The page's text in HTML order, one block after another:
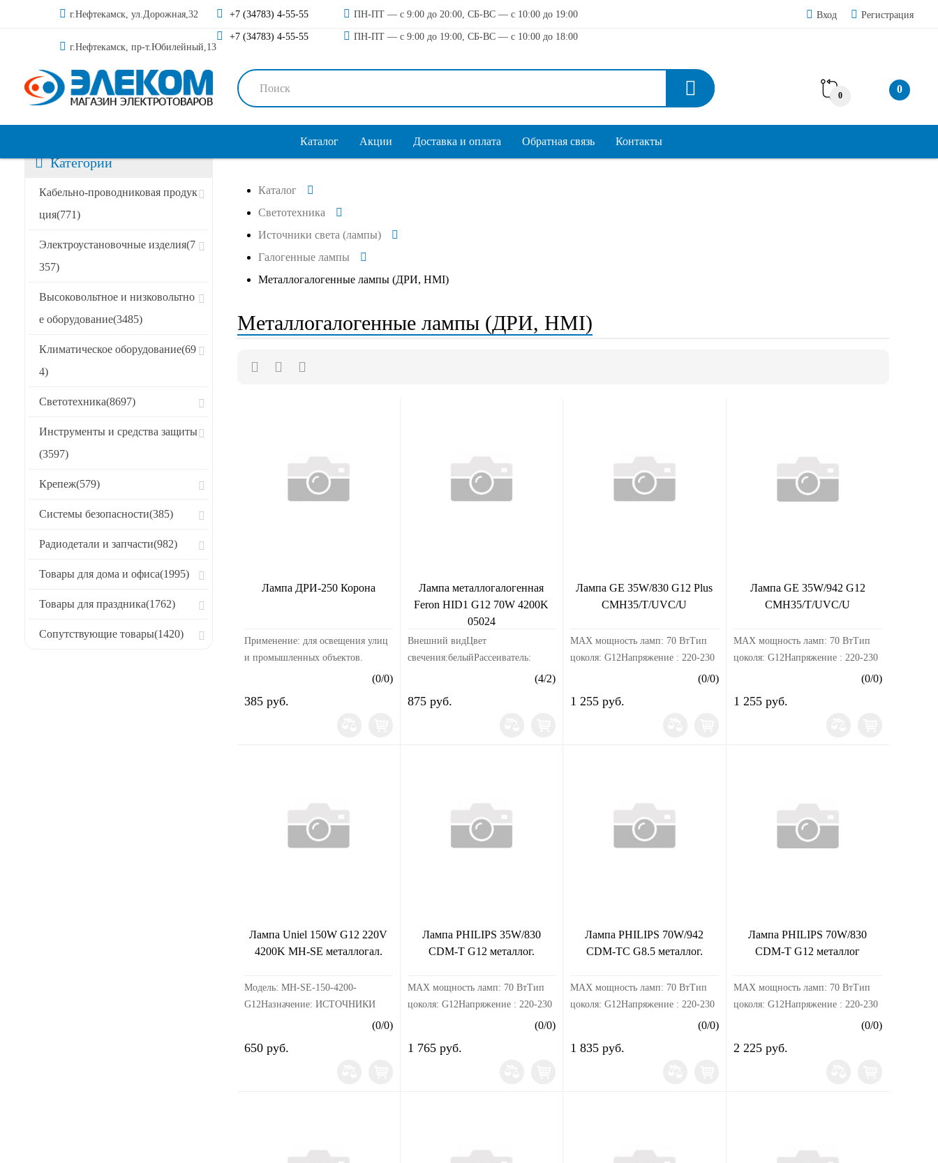
г.Нефтекамск, ул.Дорожная,32
г.Нефтекамск, пр-т.Юбилейный,13
+7 (34783) 4-55-55
+7 (34783) 4-55-55
ПН-ПТ — с 9:00 до 20:00, СБ-ВС — с 10:00 до 19:00
ПН-ПТ — с 9:00 до 19:00, СБ-ВС — с 10:00 до 18:00
Вход Регистрация
0
0
Каталог Акции Доставка и оплата Обратная связь Контакты
Категории
Кабельно-проводниковая продук
ция(771)
Электроустановочные изделия(7
357)
Высоковольтное и низковольтно
е оборудование(3485)
Климатическое оборудование(69
4)
Светотехника(8697)
Инструменты и средства защиты
(3597)
Крепеж(579)
Системы безопасности(385)
Радиодетали и запчасти(982)
Товары для дома и офиса(1995)
Товары для праздника(1762)
Сопутствующие товары(1420)
Сортировать по:
Специальные предложения
Акции
Новинки
Каталог
Светотехника
Источники света (лампы)
Галогенные лампы
Металлогалогенные лампы (ДРИ, HMI)
Металлогалогенные лампы (ДРИ, HMI)
Лампа ДРИ-250 Корона
Применение: для освещения улиц
и промышленных объектов.
(ПРА) и импульсным зажигающим
(0/0)
385 руб.
Лампа металлогалогенная
Feron HID1 G12 70W 4200K
05024
Внешний видЦвет
свечения:белыйРассеиватель:
прозрачныйМатериал корпуса:
100Ширина изделия, мм:
(4/2)
875 руб.
Лампа GE 35W/830 G12 Plus
CMH35/T/UVC/U
MAX мощность ламп: 70 ВтТип
цоколя: G12Напряжение : 220-230
ВЦветовая температура, К: 3000
3300 — 23300 ЛмИндекс
(0/0)
1 255 руб.
Лампа GE 35W/942 G12
CMH35/T/UVC/U
MAX мощность ламп: 70 ВтТип
цоколя: G12Напряжение : 220-230
ВЦветовая температура, К: 3000 —
— 23300 ЛмИндекс
(0/0)
1 255 руб.
Лампа Uniel 150W G12 220V
4200K МН-SE металлогал.
Модель: MH-SE-150-4200-
G12Назначение: ИСТОЧНИКИ
производства: КитайСрок
(0/0)
650 руб.
Лампа PHILIPS 35W/830
CDM-T G12 металлог.
MAX мощность ламп: 70 ВтТип
цоколя: G12Напряжение : 220-230
ВЦветовая температура, К: 3000
3300 — 23300 ЛмИндекс
(0/0)
1 765 руб.
Лампа PHILIPS 70W/942
CDM-TC G8.5 металлог.
MAX мощность ламп: 70 ВтТип
цоколя: G12Напряжение : 220-230
ВЦветовая температура, К: 3000
3300 — 23300 ЛмИндекс
(0/0)
1 835 руб.
Лампа PHILIPS 70W/830
CDM-T G12 металлог
MAX мощность ламп: 70 ВтТип
цоколя: G12Напряжение : 220-230
ВЦветовая температура, К: 3000 —
— 23300 ЛмИндекс
(0/0)
2 225 руб.